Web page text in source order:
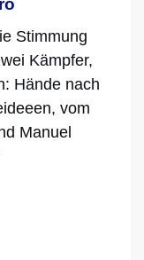
Stimmung
Kämpfer,
Hände nach
vom
Manuel